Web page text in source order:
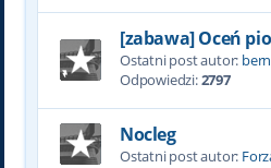
[zabawa] Oceń
Ostatni post autor:
Odpowiedzi:2797
Nocleg
Ostatni post autor: